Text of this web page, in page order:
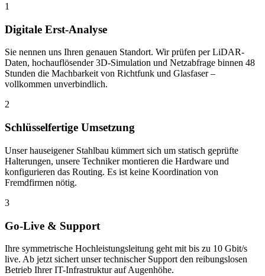
1
Digitale Erst-Analyse
Sie nennen uns Ihren genauen Standort. Wir prüfen per LiDAR-
Daten, hochauflösender 3D-Simulation und Netzabfrage binnen 48
Stunden die Machbarkeit von Richtfunk und Glasfaser –
vollkommen unverbindlich.
2
Schlüsselfertige Umsetzung
Unser hauseigener Stahlbau kümmert sich um statisch geprüfte
Halterungen, unsere Techniker montieren die Hardware und
konfigurieren das Routing. Es ist keine Koordination von
Fremdfirmen nötig.
3
Go-Live & Support
Ihre symmetrische Hochleistungsleitung geht mit bis zu 10 Gbit/s
live. Ab jetzt sichert unser technischer Support den reibungslosen
Betrieb Ihrer IT-Infrastruktur auf Augenhöhe.